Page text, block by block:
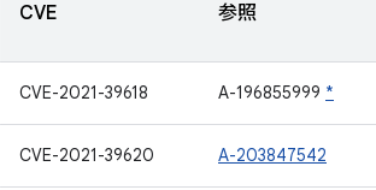
CVE 参照
CVE-2021-39618 A-196855999 *
CVE-2021-39620 A-203847542